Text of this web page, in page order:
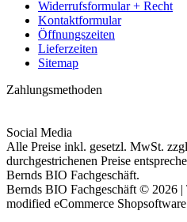
Widerrufsformular + Recht
Kontaktformular
Öffnungszeiten
Lieferzeiten
Sitemap
Zahlungsmethoden
Social Media
Alle Preise inkl. gesetzl. MwSt.
durchgestrichenen Preise
Bernds BIO Fachgeschäft.
Bernds BIO Fachgeschäft © 2026
modified eCommerce Shopsoftware